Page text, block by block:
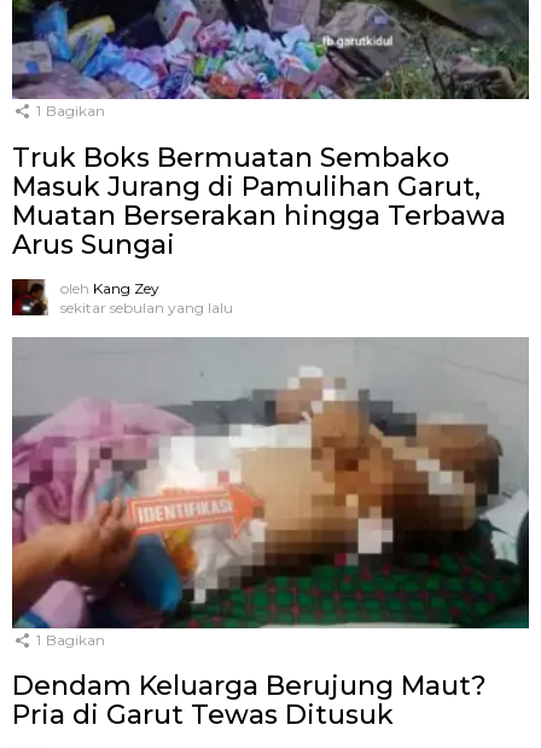
1 Bagikan
Truk Boks Bermuatan Sembako
Masuk Jurang di Pamulihan Garut,
Muatan Berserakan hingga Terbawa
Arus Sungai
oleh Kang Zey
sekitar sebulan yang lalu
1 Bagikan
Dendam Keluarga Berujung Maut?
Pria di Garut Tewas Ditusuk